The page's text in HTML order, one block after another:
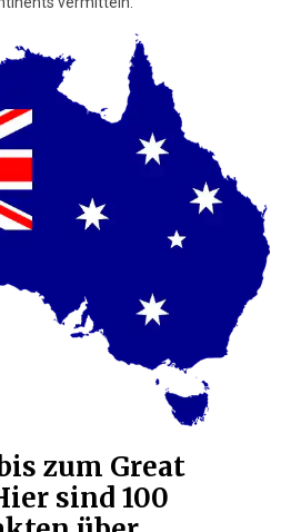
zum Great
sind 100